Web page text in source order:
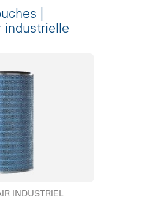
|
industrielle
INDUSTRIEL